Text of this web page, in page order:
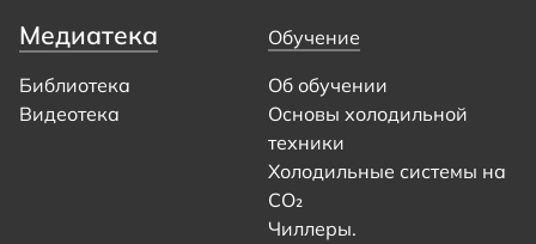
Медиатека
Библиотека
Видеотека
Обучение
Об обучении
Основы холодильной
техники
Холодильные системы на
CO₂
Чиллеры.